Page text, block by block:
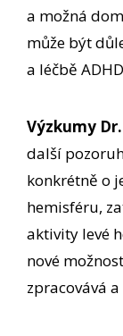
a možná
může být
a léčbě
Výzkumy
další
konkrétně o
hemisféru,
aktivity levé
nové
zpracovává